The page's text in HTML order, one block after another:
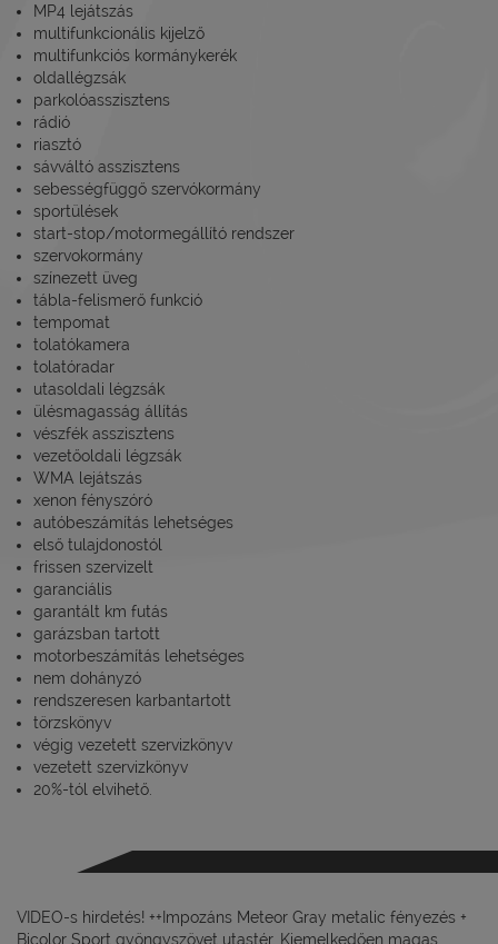
MP4 lejátszás
multifunkcionális kijelző
multifunkciós kormánykerék
oldallégzsák
parkolóasszisztens
rádió
riasztó
sávváltó asszisztens
sebességfüggő szervókormány
sportülések
start-stop/motormegállító rendszer
szervokormány
színezett üveg
tábla-felismerő funkció
tempomat
tolatókamera
tolatóradar
utasoldali légzsák
ülésmagasság állítás
vészfék asszisztens
vezetőoldali légzsák
WMA lejátszás
xenon fényszóró
autóbeszámítás lehetséges
első tulajdonostól
frissen szervizelt
garanciális
garantált km futás
garázsban tartott
motorbeszámítás lehetséges
nem dohányzó
rendszeresen karbantartott
törzskönyv
végig vezetett szervizkönyv
vezetett szervizkönyv
20%-tól elvihető.
VIDEO-s hirdetés! ++Impozáns Meteor Gray metalic fényezés +
Bicolor Sport gyöngyszövet utastér. Kiemelkedően magas